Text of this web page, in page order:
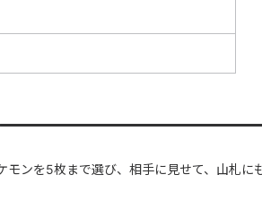
ンを5枚まで選び、相手に見せて、山札に